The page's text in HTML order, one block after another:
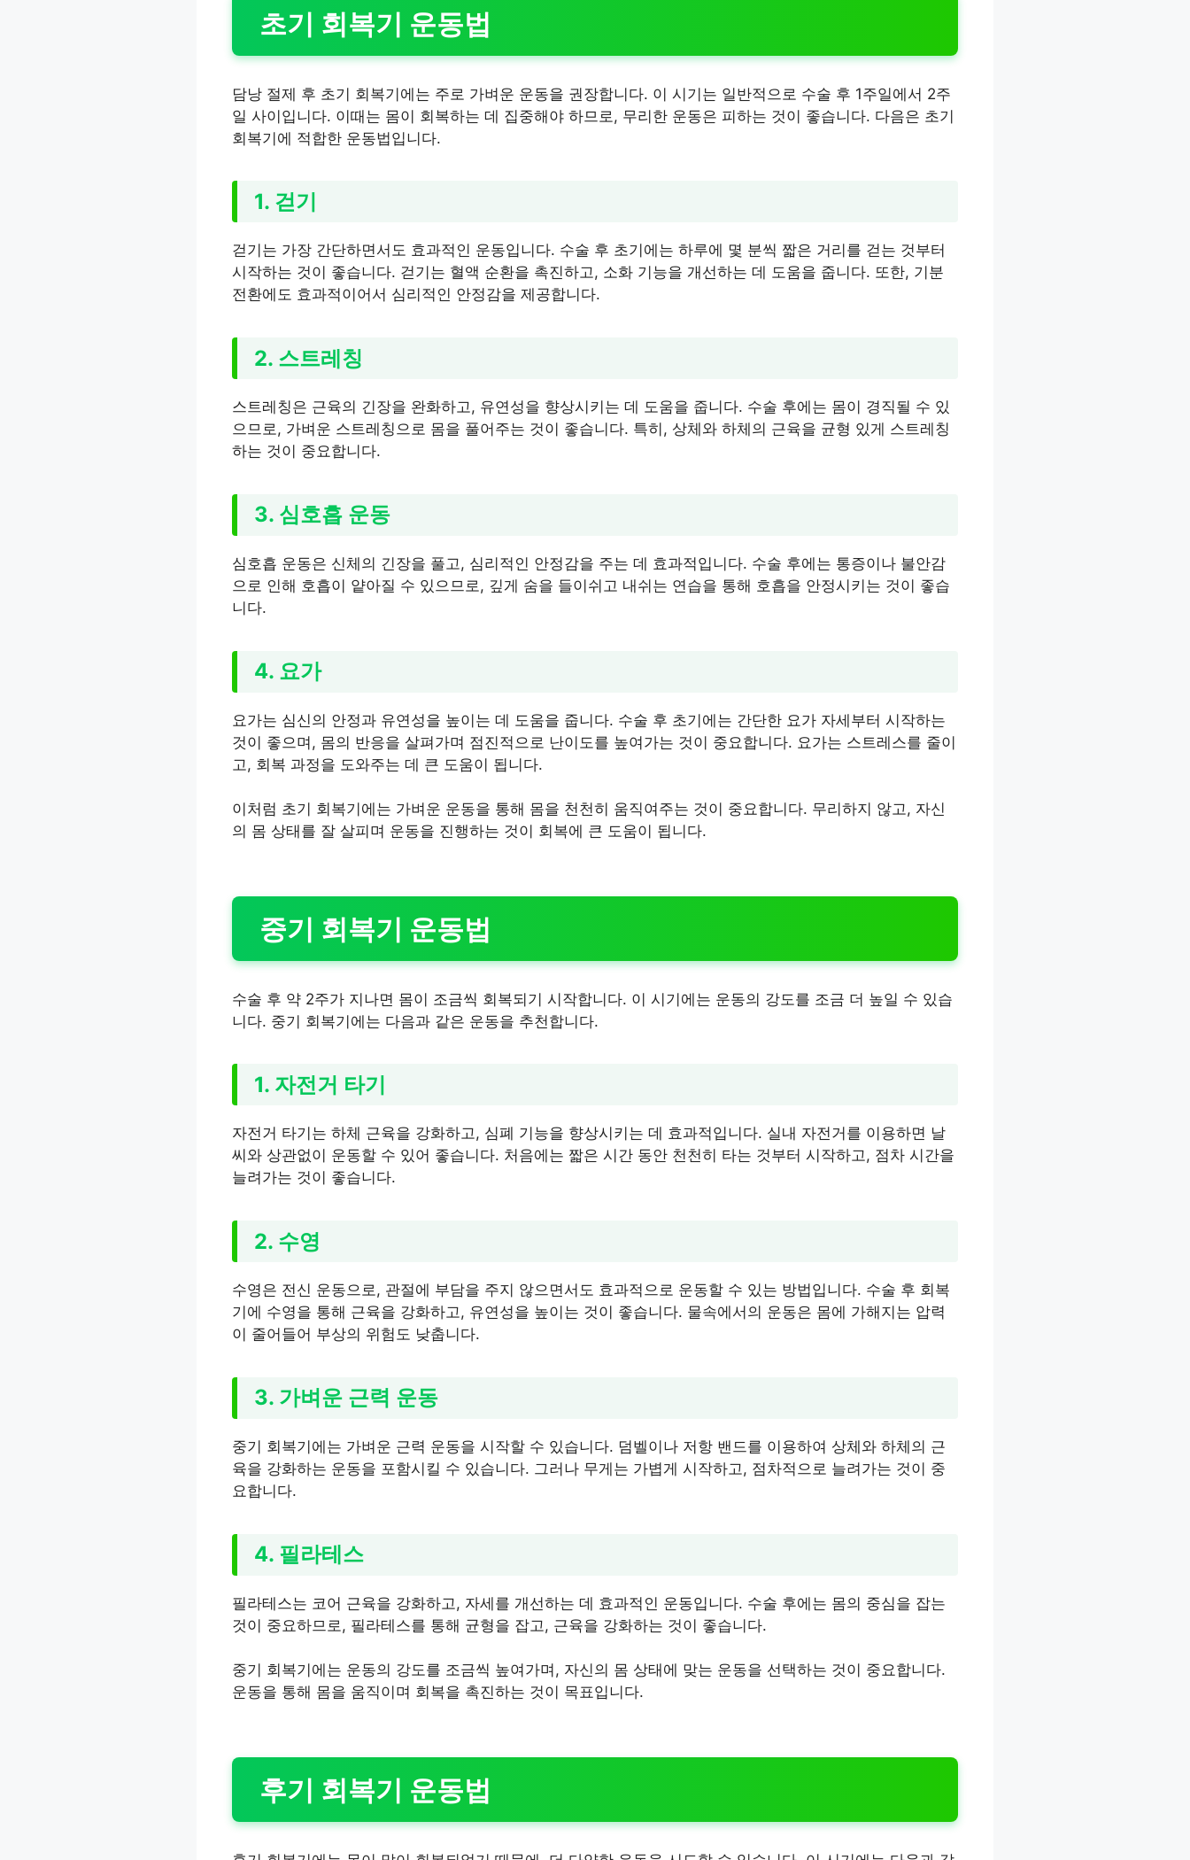
초기 회복기 운동법
담낭 절제 후 초기 회복기에는 주로 가벼운 운동을 권장합니다. 이 시기는 일반적으로 수술 후 1주일에서 2주
일 사이입니다. 이때는 몸이 회복하는 데 집중해야 하므로, 무리한 운동은 피하는 것이 좋습니다. 다음은 초기
회복기에 적합한 운동법입니다.
1. 걷기
걷기는 가장 간단하면서도 효과적인 운동입니다. 수술 후 초기에는 하루에 몇 분씩 짧은 거리를 걷는 것부터
시작하는 것이 좋습니다. 걷기는 혈액 순환을 촉진하고, 소화 기능을 개선하는 데 도움을 줍니다. 또한, 기분
전환에도 효과적이어서 심리적인 안정감을 제공합니다.
2. 스트레칭
스트레칭은 근육의 긴장을 완화하고, 유연성을 향상시키는 데 도움을 줍니다. 수술 후에는 몸이 경직될 수 있
으므로, 가벼운 스트레칭으로 몸을 풀어주는 것이 좋습니다. 특히, 상체와 하체의 근육을 균형 있게 스트레칭
하는 것이 중요합니다.
3. 심호흡 운동
심호흡 운동은 신체의 긴장을 풀고, 심리적인 안정감을 주는 데 효과적입니다. 수술 후에는 통증이나 불안감
으로 인해 호흡이 얕아질 수 있으므로, 깊게 숨을 들이쉬고 내쉬는 연습을 통해 호흡을 안정시키는 것이 좋습
니다.
4. 요가
요가는 심신의 안정과 유연성을 높이는 데 도움을 줍니다. 수술 후 초기에는 간단한 요가 자세부터 시작하는
것이 좋으며, 몸의 반응을 살펴가며 점진적으로 난이도를 높여가는 것이 중요합니다. 요가는 스트레스를 줄이
고, 회복 과정을 도와주는 데 큰 도움이 됩니다.
이처럼 초기 회복기에는 가벼운 운동을 통해 몸을 천천히 움직여주는 것이 중요합니다. 무리하지 않고, 자신
의 몸 상태를 잘 살피며 운동을 진행하는 것이 회복에 큰 도움이 됩니다.
중기 회복기 운동법
수술 후 약 2주가 지나면 몸이 조금씩 회복되기 시작합니다. 이 시기에는 운동의 강도를 조금 더 높일 수 있습
니다. 중기 회복기에는 다음과 같은 운동을 추천합니다.
1. 자전거 타기
자전거 타기는 하체 근육을 강화하고, 심폐 기능을 향상시키는 데 효과적입니다. 실내 자전거를 이용하면 날
씨와 상관없이 운동할 수 있어 좋습니다. 처음에는 짧은 시간 동안 천천히 타는 것부터 시작하고, 점차 시간을
늘려가는 것이 좋습니다.
2. 수영
수영은 전신 운동으로, 관절에 부담을 주지 않으면서도 효과적으로 운동할 수 있는 방법입니다. 수술 후 회복
기에 수영을 통해 근육을 강화하고, 유연성을 높이는 것이 좋습니다. 물속에서의 운동은 몸에 가해지는 압력
이 줄어들어 부상의 위험도 낮춥니다.
3. 가벼운 근력 운동
중기 회복기에는 가벼운 근력 운동을 시작할 수 있습니다. 덤벨이나 저항 밴드를 이용하여 상체와 하체의 근
육을 강화하는 운동을 포함시킬 수 있습니다. 그러나 무게는 가볍게 시작하고, 점차적으로 늘려가는 것이 중
요합니다.
4. 필라테스
필라테스는 코어 근육을 강화하고, 자세를 개선하는 데 효과적인 운동입니다. 수술 후에는 몸의 중심을 잡는
것이 중요하므로, 필라테스를 통해 균형을 잡고, 근육을 강화하는 것이 좋습니다.
중기 회복기에는 운동의 강도를 조금씩 높여가며, 자신의 몸 상태에 맞는 운동을 선택하는 것이 중요합니다.
운동을 통해 몸을 움직이며 회복을 촉진하는 것이 목표입니다.
후기 회복기 운동법